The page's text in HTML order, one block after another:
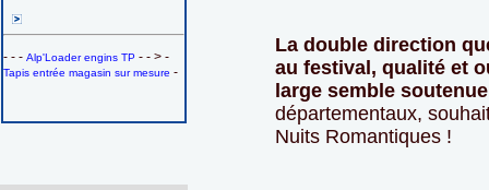
- - - Alp'Loader engins TP - - > -
Tapis entrée magasin sur mesure -
La double direction
au festival, qualité et
large semble soutenue
départementaux,
Nuits Romantiques !